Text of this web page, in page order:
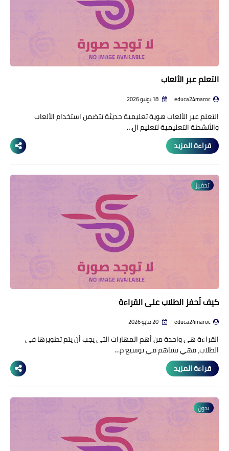
التعلم عبر الألعاب
educa24maroc
التعلم عبر الألعاب هوية تعليمية حديثة تتضمن استخدام الألعاب
والأنشطة التعليمية لتعليم ال…
قراءة المزيد
تحفيز
كيف نُحفز الطلاب على القراءة
educa24maroc
القراءة هي واحدة من أهم المهارات التي يجب أن يتم تطويرها في
الطلاب، فهي تساهم في توسيع م…
قراءة المزيد
بدون